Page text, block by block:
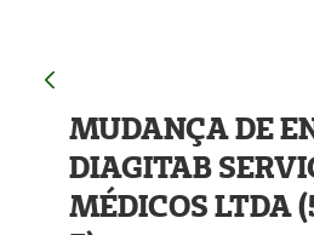
MUDANÇA DE
DIAGITAB
MÉDICOS LTDA